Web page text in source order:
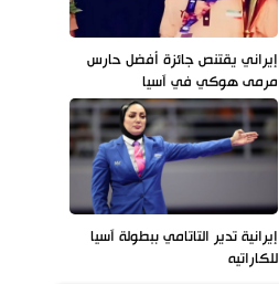
إيراني يقتنص جائزة أفضل حارس
مرمى هوكي في آسيا
إيرانية تدير التاتامي ببطولة آسيا
للكاراتيه